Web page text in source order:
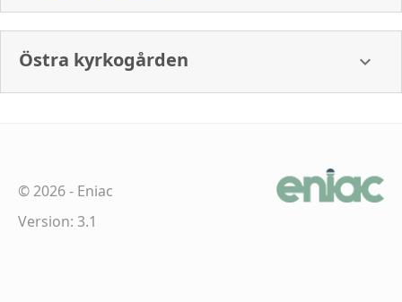
Östra kyrkogården
©2026- Eniac
Version: 3.1